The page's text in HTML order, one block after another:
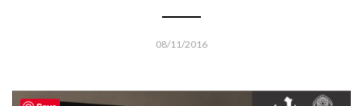
08/11/2016